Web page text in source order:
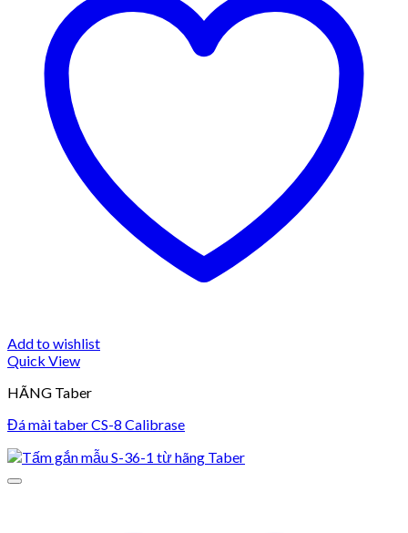
Add to wishlist
Quick View
HÃNG Taber
Đá mài taber CS-8 Calibrase